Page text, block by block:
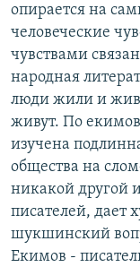
опирается на
человеческие
чувствами
народная
люди жили и
живут. По
изучена
общества на
никакой другой
писателей, дает
шукшинский
Екимов -